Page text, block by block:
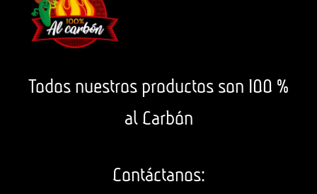
Todos nuestros productos son 100 %
al Carbón
Contáctanos: